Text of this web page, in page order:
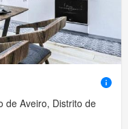
de Aveiro, Distrito de